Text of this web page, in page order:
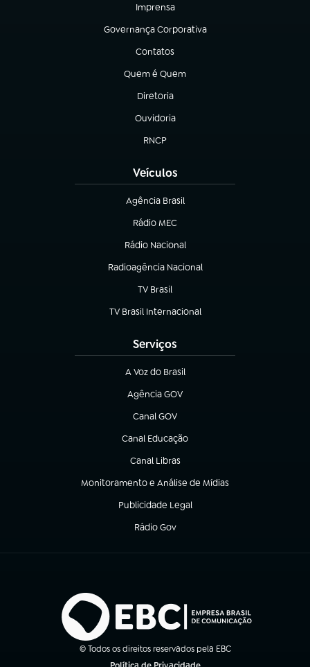
Imprensa
(abre em nova aba)
Governança Corporativa
(abre em nova aba)
Contatos
(abre em nova aba)
Quem é Quem
(abre em nova aba)
Diretoria
(abre em nova aba)
Ouvidoria
(abre em nova aba)
RNCP
(abre em nova aba)
Veículos
Agência Brasil
(abre em nova aba)
Rádio MEC
(abre em nova aba)
Rádio Nacional
Radioagência Nacional
(abre em nova aba)
TV Brasil
(abre em nova aba)
TV Brasil Internacional
(abre em nova aba)
Serviços
A Voz do Brasil
(abre em nova aba)
Agência GOV
(abre em nova aba)
Canal GOV
(abre em nova aba)
Canal Educação
(abre em nova aba)
Canal Libras
(abre em nova aba)
Monitoramento e Análise de Mídias
(abre em nova aba)
Publicidade Legal
(abre em nova aba)
Rádio Gov
(abre em nova aba)
© Todos os direitos reservados pela EBC